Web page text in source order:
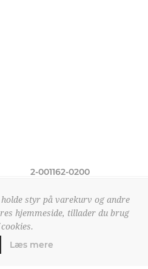
2-001162-0200
999,95 DKK
styr på varekurv og andre
hjemmeside, tillader du brug
Læs mere